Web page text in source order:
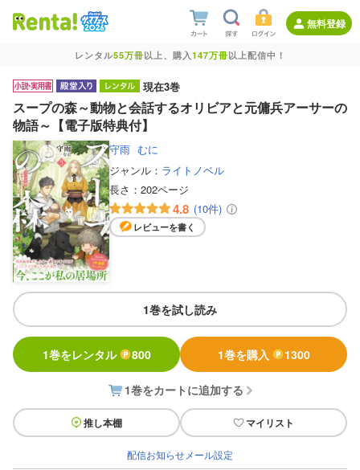
無料登録
レンタル55万冊以上、購入147万冊以上配信中！
現在3巻
スープの森～動物と会話するオリビアと元傭兵アーサーの
物語～【電子版特典付】
守雨 むに
ジャンル： ライトノベル
長さ： 202ページ
4.8 (10件)
レビューを書く
1巻を試し読み
1巻をレンタル 800 1巻を購入 1300
1巻をカートに追加する
推し本棚 マイリスト
配信お知らせメール設定